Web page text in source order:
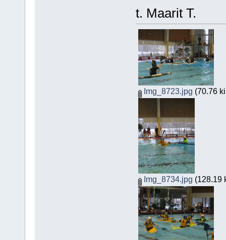
t. Maarit T.
Img_8723.jpg (70.76
Img_8734.jpg (128.19